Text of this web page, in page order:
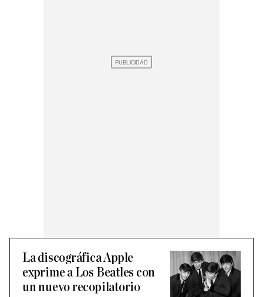
La discográfica Apple
exprime a Los Beatles con
un nuevo recopilatorio